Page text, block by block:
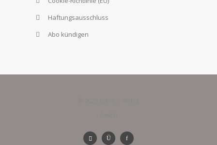
Haftungsausschluss
Abo kündigen